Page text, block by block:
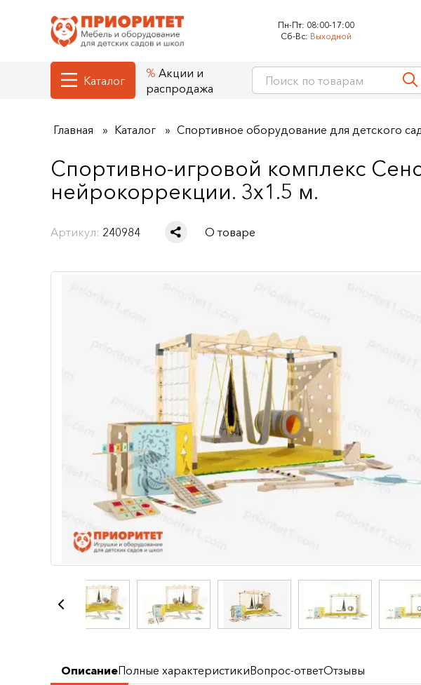
Пн-Пт: 08:00-17:00
Сб-Вс: Выходной
Каталог
Акции и
распродажа
Главная Каталог Спортивное оборудование для детского
Спортивно-игровой комплекс
нейрокоррекции. 3х1.5 м.
Артикул: 240984 О товаре
ОписаниеПолные характеристикиВопрос-ответОтзывы